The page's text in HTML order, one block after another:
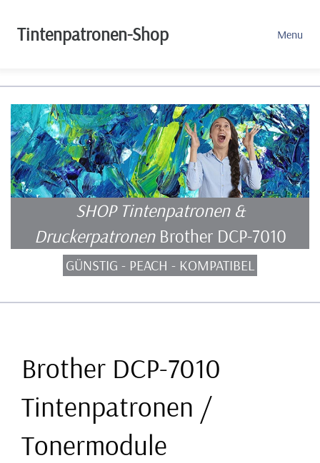
Tintenpatronen-Shop Menu
SHOP Tintenpatronen &
Druckerpatronen Brother DCP-7010
GÜNSTIG - PEACH - KOMPATIBEL
Brother DCP-7010
Tintenpatronen /
Tonermodule